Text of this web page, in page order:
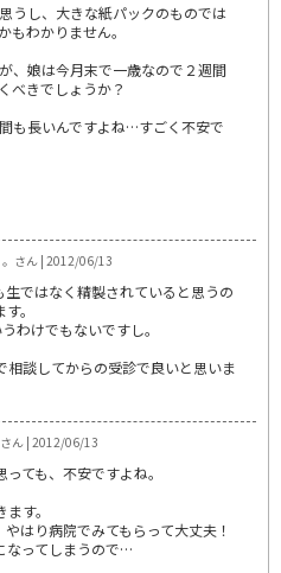
うし、大きな紙パックのものでは
もわかりません。
、娘は今月末で一歳なので２週間
べきでしょうか？
も長いんですよね…すごく不安で
さん | 2012/06/13
ではなく精製されていると思うの
。
わけでもないですし。
相談してからの受診で良いと思いま
ん | 2012/06/13
ても、不安ですよね。
す。
はり病院でみてもらって大丈夫！
なってしまうので…